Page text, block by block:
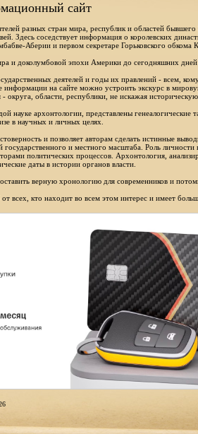
сайт
разных стран мира, республик и областей бывшего
Здесь соседствует информация о королевских
Аберии и первом секретаре Горьковского обкома
и доколумбовой эпохи Америки до сегодняшних дней
деятелей и годы их правлений - всем,
информации на сайте можно устроить экскурс в
области, республики, не искажая историческую
архонтологии, представлены генеалогические
в научных и личных целях.
и позволяет авторам сделать истинные
и местного масштаба. Роль личности
политических процессов. Архонтология,
даты в истории органов власти.
верную хронологию для современников и
всех, кто находит во всем этом интерес и имеет